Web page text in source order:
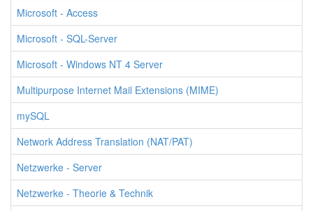
Microsoft - Access
Microsoft - SQL-Server
Microsoft - Windows NT 4 Server
Multipurpose Internet Mail Extensions (MIME)
mySQL
Network Address Translation (NAT/PAT)
Netzwerke - Server
Netzwerke - Theorie & Technik